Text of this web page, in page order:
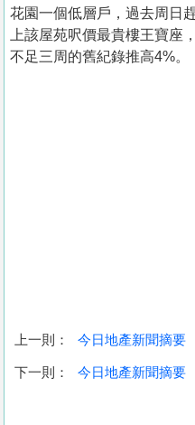
收
花園一個低層戶，過去周日
上該屋苑呎價最貴樓王寶座
不足三周的舊紀錄推高4%。
上一則： 今日地產新聞摘要
下一則： 今日地產新聞摘要